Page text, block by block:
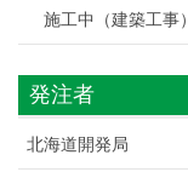
施工中（建築工事）
発注者
北海道開発局